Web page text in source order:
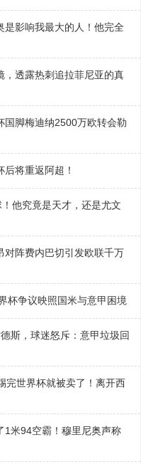
是影响我最大的人！他完全
，透露热刺追拉菲尼亚的真
国脚梅迪纳2500万欧转会勒
将重返阿超！
他究竟是天才，还是尤文
对阵费内巴切引发欧联千万
杯争议映照国米与意甲困境
斯，球迷怒斥：意甲垃圾回
完世界杯就被卖了！离开西
1米94空霸！穆里尼奥声称